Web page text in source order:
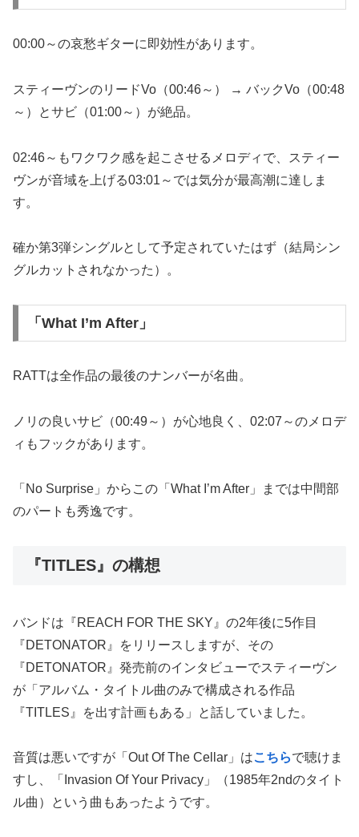
00:00～の哀愁ギターに即効性があります。
スティーヴンのリードVo（00:46～） → バックVo（00:48
～）とサビ（01:00～）が絶品。
02:46～もワクワク感を起こさせるメロディで、スティー
ヴンが音域を上げる03:01～では気分が最高潮に達しま
す。
確か第3弾シングルとして予定されていたはず（結局シン
グルカットされなかった）。
「What I’m After」
RATTは全作品の最後のナンバーが名曲。
ノリの良いサビ（00:49～）が心地良く、02:07～のメロデ
ィもフックがあります。
「No Surprise」からこの「What I’m After」までは中間部
のパートも秀逸です。
『TITLES』の構想
バンドは『REACH FOR THE SKY』の2年後に5作目
『DETONATOR』をリリースしますが、その
『DETONATOR』発売前のインタビューでスティーヴン
が「アルバム・タイトル曲のみで構成される作品
『TITLES』を出す計画もある」と話していました。
音質は悪いですが「Out Of The Cellar」はこちらで聴けま
すし、「Invasion Of Your Privacy」（1985年2ndのタイト
ル曲）という曲もあったようです。